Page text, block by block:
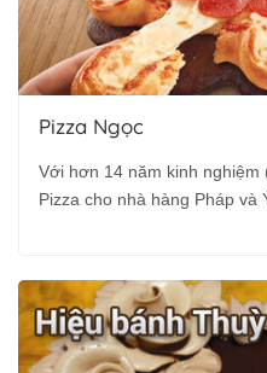
Pizza Ngọc
Với hơn 14 năm kinh
Pizza cho nhà hàng Pháp và